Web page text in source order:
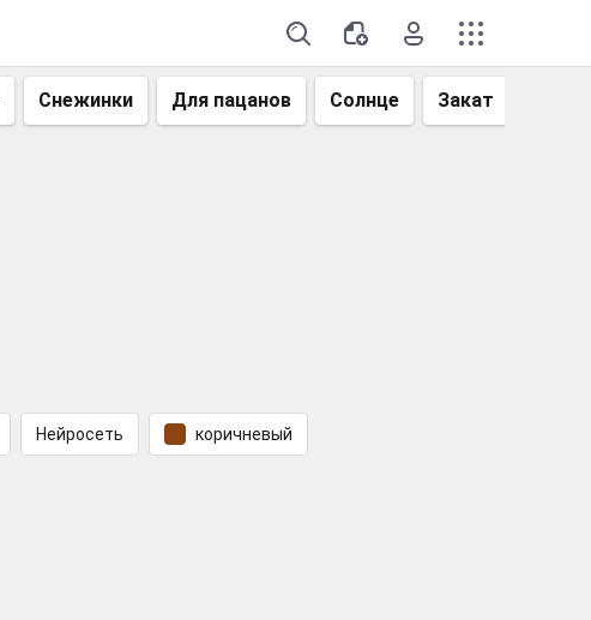
Снежинки Для пацанов Солнце Закат
Нейросеть коричневый